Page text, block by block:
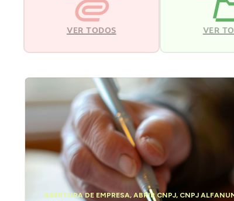
VER TODOS VER
ABERTURA DE EMPRESA,ABRIR CNPJ, CNPJ